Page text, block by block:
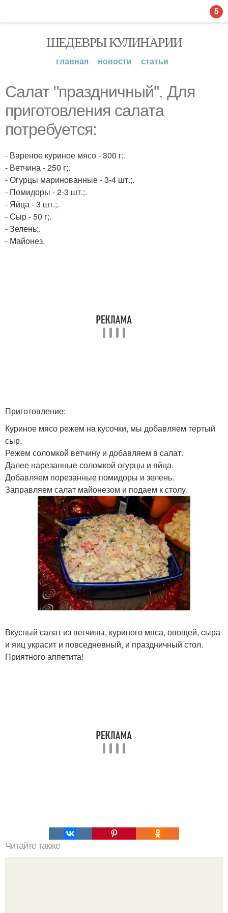
ШЕДЕВРЫ КУЛИНАРИИ
главная новости статьи
Салат "праздничный". Для
приготовления салата
потребуется:
- Вареное куриное мясо - 300 г;.
- Ветчина - 250 г;.
- Огурцы маринованные - 3-4 шт.;.
- Помидоры - 2-3 шт.;.
- Яйца - 3 шт.;.
- Сыр - 50 г;.
- Зелень;.
- Майонез.
Приготовление:
Куриное мясо режем на кусочки, мы добавляем тертый
сыр.
Режем соломкой ветчину и добавляем в салат.
Далее нарезанные соломкой огурцы и яйца.
Добавляем порезанные помидоры и зелень.
Заправляем салат майонезом и подаем к столу.
Вкусный салат из ветчины, куриного мяса, овощей, сыра
и яиц украсит и повседневный, и праздничный стол.
Приятного аппетита!
Читайте также
5